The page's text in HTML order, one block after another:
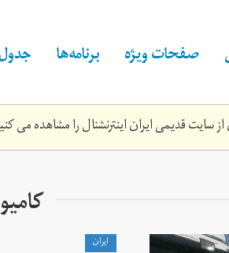
صفحات ویژه برنامه‌ها
سایت قدیمی ایران اینترنشنال را مشاهده می
ايران